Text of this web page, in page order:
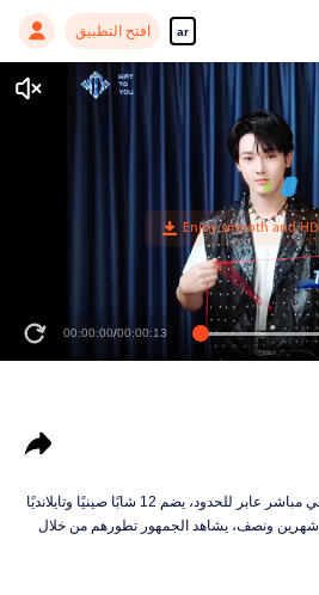
ar افتح التطبيق
00:00:00/00:00:13
"Way To You" هو أول برنامج واقعي مباشر عابر للحدود، يضم 12 شابًا صينيًا وتايلانديًا
شهرين ونصف، يشاهد الجمهور تطورهم من خلال